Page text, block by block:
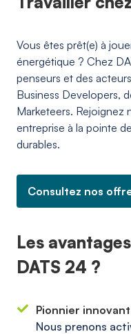
Vous êtes prêt(e) à
énergétique ? Chez
penseurs et des
Business Developers,
Marketeers. Rejoignez
entreprise à la pointe
durables.
Consultez nos
Les
DATS 24 ?
Pionnier innovant
Nous prenons